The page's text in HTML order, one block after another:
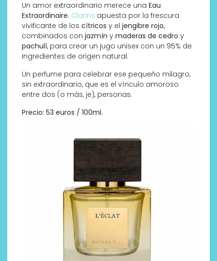
Un amor extraordinario merece una Eau
Extraordinaire. Clarins apuesta por la frescura
vivificante de los cítricos y el jengibre rojo,
combinados con jazmín y maderas de cedro y
pachulí, para crear un jugo unisex con un 95% de
ingredientes de origen natural.
Un perfume para celebrar ese pequeño milagro,
sin extraordinario, que es el vínculo amoroso
entre dos (o más, je), personas.
Precio: 53 euros / 100ml.